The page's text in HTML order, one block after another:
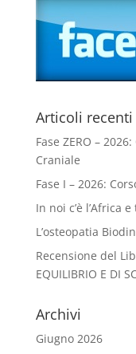
Articoli recenti
Fase ZERO –
Craniale
Fase I – 2026:
In noi c’è l’Africa
L’osteopatia
Recensione del
EQUILIBRIO E DI
Archivi
Giugno 2026